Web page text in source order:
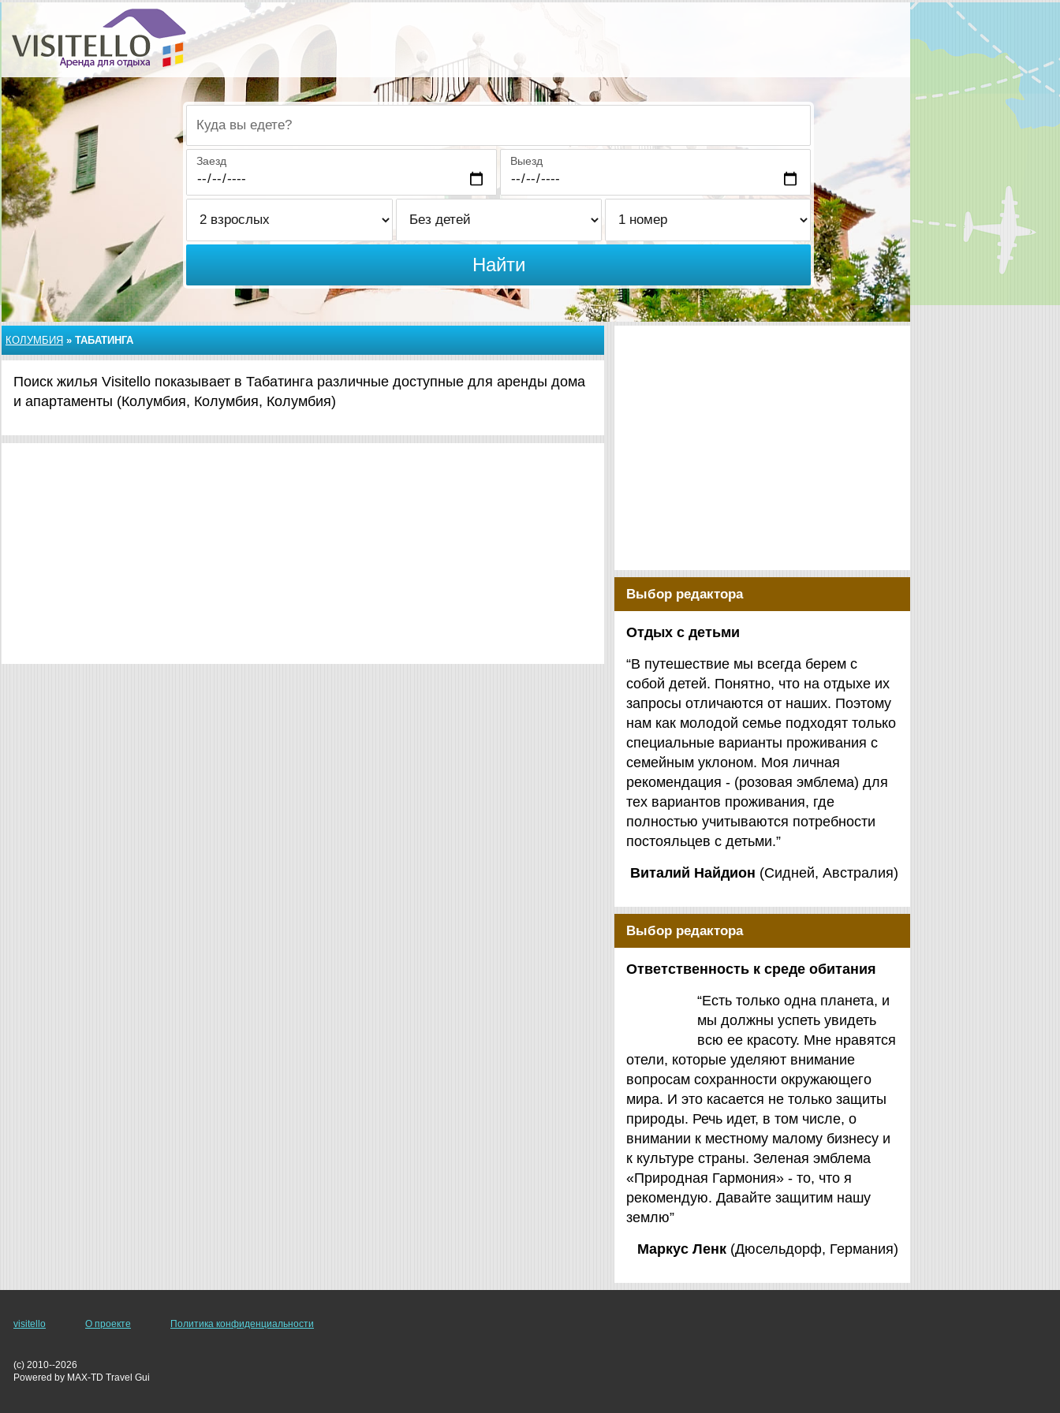
Куда вы едете?
Заезд Выезд
Найти
КОЛУМБИЯ » ТАБАТИНГА
Поиск жилья Visitello показывает в Табатинга различные доступные для аренды дома
и апартаменты (Колумбия, Колумбия, Колумбия)
Выбор редактора
Отдых с детьми
“В путешествие мы всегда берем с
собой детей. Понятно, что на отдыхе их
запросы отличаются от наших. Поэтому
нам как молодой семье подходят только
специальные варианты проживания с
семейным уклоном. Моя личная
рекомендация - (розовая эмблема) для
тех вариантов проживания, где
полностью учитываются потребности
постояльцев с детьми.”
Виталий Найдион (Сидней, Австралия)
Выбор редактора
Ответственность к среде обитания
“Есть только одна планета, и
мы должны успеть увидеть
всю ее красоту. Мне нравятся
отели, которые уделяют внимание
вопросам сохранности окружающего
мира. И это касается не только защиты
природы. Речь идет, в том числе, о
внимании к местному малому бизнесу и
к культуре страны. Зеленая эмблема
«Природная Гармония» - то, что я
рекомендую. Давайте защитим нашу
землю”
Маркус Ленк (Дюсельдорф, Германия)
visitello О проекте Политика конфиденциальности
(c) 2010--2026
Powered by MAX-TD Travel Gui